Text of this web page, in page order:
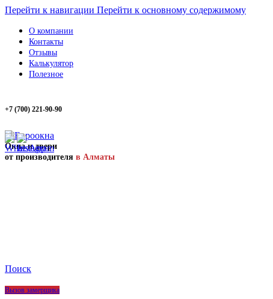
Перейти к навигации Перейти к основному содержимому
О компании
Контакты
Отзывы
Калькулятор
Полезное
+7 (700) 221-90-90
Окна и двери
от производителя в Алматы
Поиск
Вызов замерщика